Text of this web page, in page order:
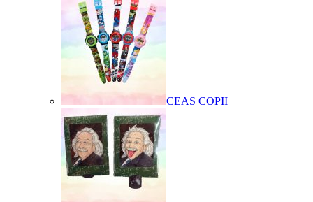
CEAS COPII